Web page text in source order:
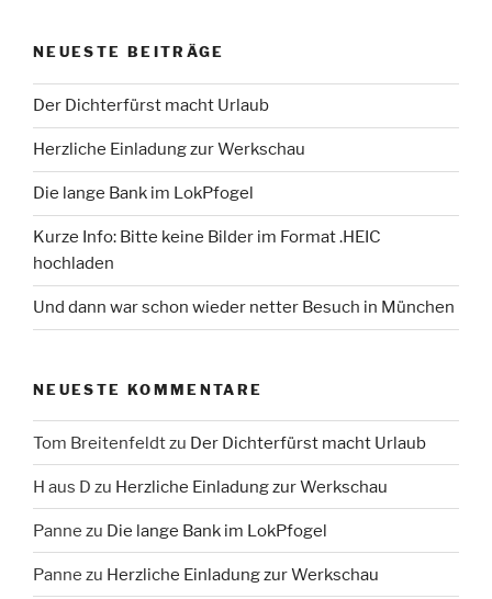
NEUESTE BEITRÄGE
Der Dichterfürst macht Urlaub
Herzliche Einladung zur Werkschau
Die lange Bank im LokPfogel
Kurze Info: Bitte keine Bilder im Format .HEIC
hochladen
Und dann war schon wieder netter Besuch in München
NEUESTE KOMMENTARE
Tom Breitenfeldtzu Der Dichterfürst macht Urlaub
H aus D zu Herzliche Einladung zur Werkschau
Panne zu Die lange Bank im LokPfogel
Panne zu Herzliche Einladung zur Werkschau